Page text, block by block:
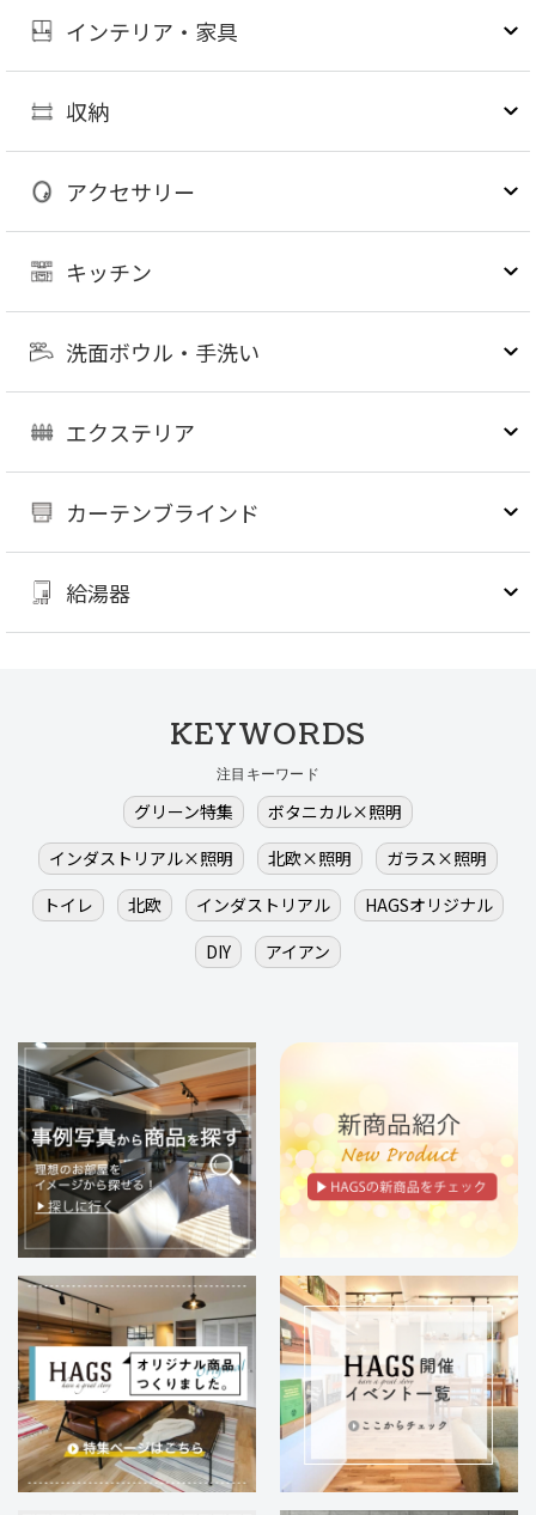
インテリア・家具
収納
アクセサリー
キッチン
洗面ボウル・手洗い
エクステリア
カーテンブラインド
給湯器
KEYWORDS
注目キーワード
グリーン特集
ボタニカル×照明
インダストリアル×照明
北欧×照明
ガラス×照明
トイレ
北欧 インダストリアル
HAGSオリジナル
DIY
アイアン